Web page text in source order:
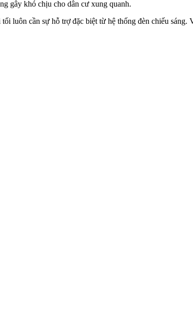
gây khó chịu cho dân cư xung quanh.
luôn cần sự hỗ trợ đặc biệt từ hệ thống đèn chiếu